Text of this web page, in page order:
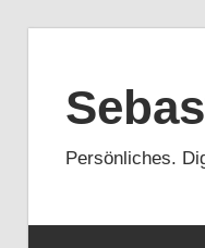
springen
Persönliches.